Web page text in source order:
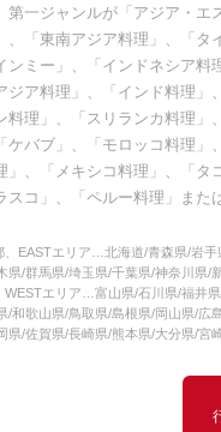
第一ジャンルが「アジア・エ
、「東南アジア料理」、「タ
ンミー」、「インドネシア料
ジア料理」、「インド料理」
理」、「スリランカ料理」
ケバブ」、「モロッコ料理」
」、「メキシコ料理」、「タ
スコ」、「ペルー料理」また
EASTエリア…北海道/青森県/岩手
県/群馬県/埼玉県/千葉県/神奈川県/
WESTエリア…富山県/石川県/福井
/和歌山県/鳥取県/島根県/岡山県/広
県/佐賀県/長崎県/熊本県/大分県/宮